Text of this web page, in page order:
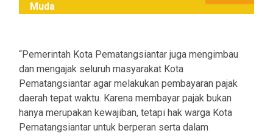
Muda
“Pemerintah Kota Pematangsiantar juga mengimbau
dan mengajak seluruh masyarakat Kota
Pematangsiantar agar melakukan pembayaran pajak
daerah tepat waktu. Karena membayar pajak bukan
hanya merupakan kewajiban, tetapi hak warga Kota
Pematangsiantar untuk berperan serta dalam